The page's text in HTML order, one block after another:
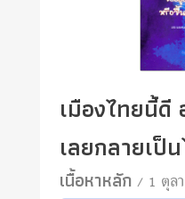
เมืองไทยนี้ดี
เลยกลายเป็
เนื้อหาหลัก/ 1 ตุล